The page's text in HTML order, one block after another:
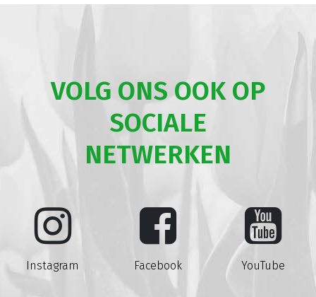
VOLG ONS OOK OP
SOCIALE
NETWERKEN
Instagram Facebook YouTube